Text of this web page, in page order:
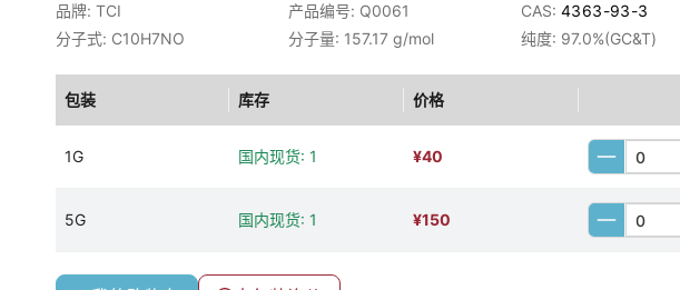
品牌: TCI 产品编号: Q0061 CAS: 4363-93-3
分子式: C10H7NO
分子量: 157.17 g/mol 纯度: 97.0%(GC&T)
包装 库存 价格
1G 国内现货: 1 ¥40
5G 国内现货: 1 ¥150